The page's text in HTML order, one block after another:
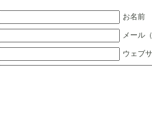
お名前
メール
ウェブ